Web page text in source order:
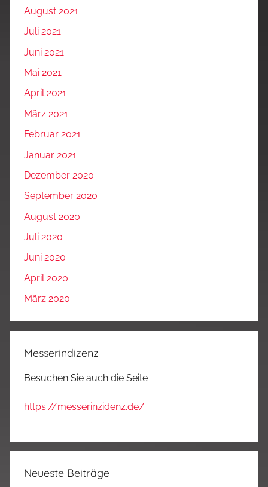
August 2021
Juli 2021
Juni 2021
Mai 2021
April 2021
März 2021
Februar 2021
Januar 2021
Dezember 2020
September 2020
August 2020
Juli 2020
Juni 2020
April 2020
März 2020
Messerindizenz
Besuchen Sie auch die Seite
https://messerinzidenz.de/
Neueste Beiträge